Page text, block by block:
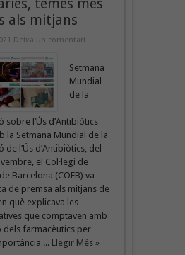
temes més
als mitjans
Deixa un comentari
Setmana
Mundial
de la
sobre l’Ús d’Antibiòtics
la Setmana Mundial de la
de l’Ús d’Antibiòtics, del
el Col·legi de
Barcelona (COFB) va
de premsa als mitjans de
què explicava les
que comptaven amb
dels farmacèutics per
... Llegir Més »